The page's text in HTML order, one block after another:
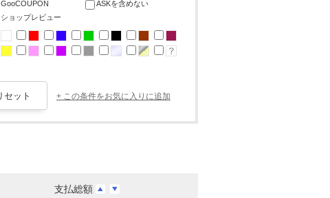
GooCOUPON
ASKを含めない
ショップレビュー
+ この条件をお気に入りに追加
支払総額